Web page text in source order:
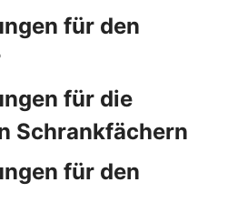
für den
für die
Schrankfächern
für den